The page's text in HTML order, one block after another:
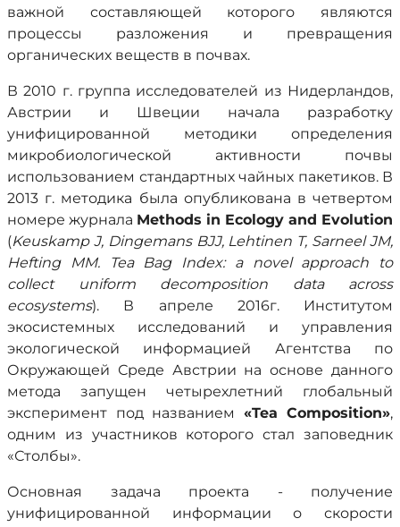
важной составляющей которого являются
процессы разложения и превращения
органических веществ в почвах.
В 2010 г. группа исследователей из Нидерландов,
Австрии и Швеции начала разработку
унифицированной методики определения
микробиологической активности почвы
использованием стандартных чайных пакетиков. В
2013 г. методика была опубликована в четвертом
номере журнала Methods in Ecology and Evolution
(Keuskamp J, Dingemans BJJ, Lehtinen T, Sarneel JM,
Hefting
MM.
Tea Bag Index: a novel approach to
collect uniform decomposition data across
ecosystems). В апреле 2016г. Институтом
экосистемных исследований и управления
экологической информацией Агентства по
Окружающей Среде Австрии на основе данного
метода запущен четырехлетний глобальный
эксперимент под названием «Tea Composition»,
одним из участников которого стал заповедник
«Столбы».
Основная задача проекта - получение
унифицированной информации о скорости